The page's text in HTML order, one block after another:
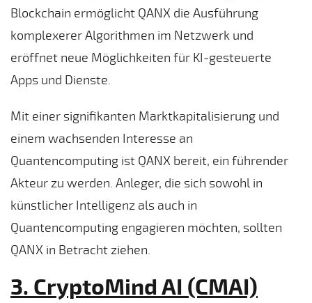
Blockchain ermöglicht QANX die Ausführung
komplexerer Algorithmen im Netzwerk und
eröffnet neue Möglichkeiten für KI-gesteuerte
Apps und Dienste.
Mit einer signifikanten Marktkapitalisierung und
einem wachsenden Interesse an
Quantencomputing ist QANX bereit, ein führender
Akteur zu werden. Anleger, die sich sowohl in
künstlicher Intelligenz als auch in
Quantencomputing engagieren möchten, sollten
QANX in Betracht ziehen.
3. CryptoMind AI (CMAI)